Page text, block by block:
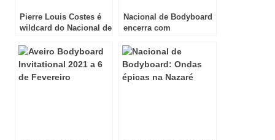
Pierre Louis Costes é
wildcard do Nacional de
Nacional de Bodyboard
encerra com